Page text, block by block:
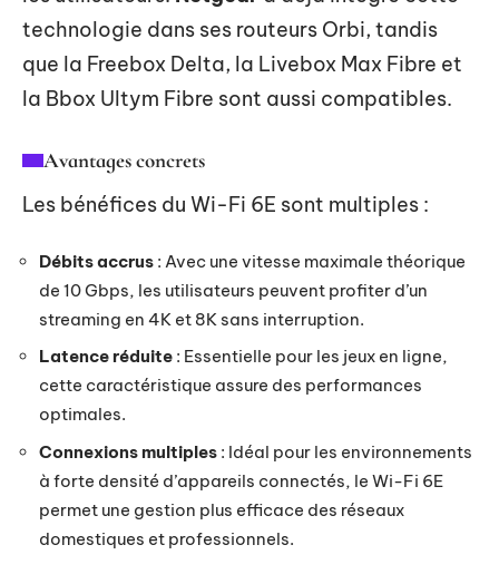
technologie dans ses routeurs Orbi, tandis
que la Freebox Delta, la Livebox Max Fibre et
la Bbox Ultym Fibre sont aussi compatibles.
Avantages concrets
Les bénéfices du Wi-Fi 6E sont multiples :
Débits accrus : Avec une vitesse maximale théorique
de 10 Gbps, les utilisateurs peuvent profiter d’un
streaming en 4K et 8K sans interruption.
Latence réduite : Essentielle pour les jeux en ligne,
cette caractéristique assure des performances
optimales.
Connexions multiples : Idéal pour les environnements
à forte densité d’appareils connectés, le Wi-Fi 6E
permet une gestion plus efficace des réseaux
domestiques et professionnels.